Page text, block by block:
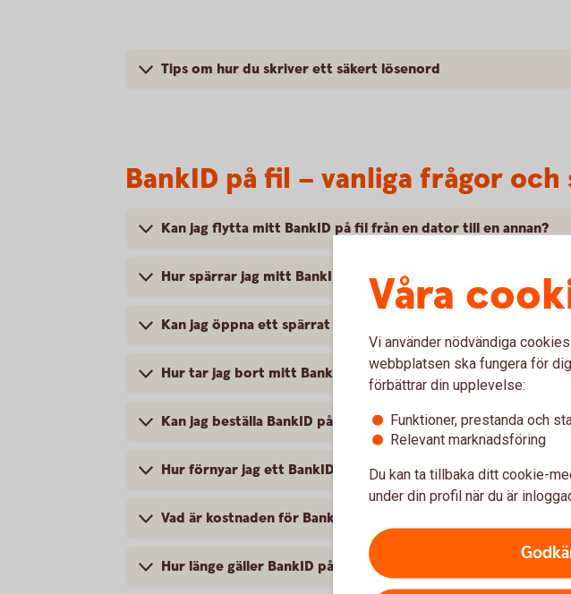
Tips om hur du skriver ett säkert lösenord
BankID på fil – vanliga frågor och
Kan jag flytta mitt BankID på fil från en dator till en annan?
Hur spärrar jag mitt BankID?
Kan jag öppna ett spärrat BankID på fil?
Hur tar jag bort mitt BankID från datorn?
Kan jag beställa BankID på fil om jag har skyddad identitet?
Hur förnyar jag ett BankID på fil som håller på att gå ut?
Vad är kostnaden för BankID på fil?
Hur länge gäller BankID på fil?
Våra
Vi använder nödvändiga
webbplatsen ska fungera för
förbättrar din upplevelse:
Funktioner, prestanda och
Relevant marknadsföring
Du kan ta tillbaka ditt cookie-
under din profil när du är